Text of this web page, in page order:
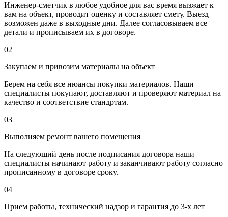
Инженер-сметчик в любое удобное для вас время вызжает к
вам на объект, проводит оценку и составляет смету. Выезд
возможен даже в выходные дни. Далее согласовываем все
детали и прописываем их в договоре.
02
Закупаем и привозим материалы на объект
Берем на себя все нюансы покупки материалов. Наши
специалисты покупают, доставляют и проверяют материал на
качество и соответствие стандртам.
03
Выполняем ремонт вашего помещения
На следующий день после подписания договора наши
специалисты начинают работу и заканчивают работу согласно
прописанному в договоре сроку.
04
Прием работы, технический надзор и гарантия до 3-х лет